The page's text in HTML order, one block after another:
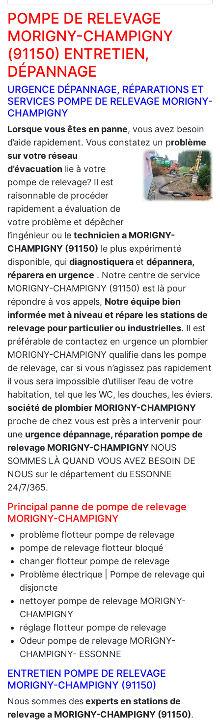
POMPE DE RELEVAGE
MORIGNY-CHAMPIGNY
(91150) ENTRETIEN,
DÉPANNAGE
URGENCE DÉPANNAGE, RÉPARATIONS ET
SERVICES POMPE DE RELEVAGE MORIGNY-
CHAMPIGNY
Lorsque vous êtes en panne, vous avez besoin
d’aide rapidement. Vous constatez un problème
sur votre réseau
d’évacuation lie à votre
pompe de relevage? Il est
raisonnable de procéder
rapidement a évaluation de
votre problème et dépêcher
l’ingénieur ou le technicien a MORIGNY-
CHAMPIGNY (91150) le plus expérimenté
disponible, qui diagnostiquera et dépannera,
réparera en urgence . Notre centre de service
MORIGNY-CHAMPIGNY (91150) est là pour
répondre à vos appels, Notre équipe bien
informée met à niveau et répare les stations de
relevage pour particulier ou industrielles. Il est
préférable de contactez en urgence un plombier
MORIGNY-CHAMPIGNY qualifie dans les pompe
de relevage, car si vous n’agissez pas rapidement
il vous sera impossible d’utiliser l’eau de votre
habitation, tel que les WC, les douches, les éviers.
société de plombier MORIGNY-CHAMPIGNY
proche de chez vous est près a intervenir pour
une urgence dépannage, réparation pompe de
relevage MORIGNY-CHAMPIGNY NOUS
SOMMES LÀ QUAND VOUS AVEZ BESOIN DE
NOUS sur le département du ESSONNE
24/7/365.
Principal panne de pompe de relevage
MORIGNY-CHAMPIGNY
problème flotteur pompe de relevage
pompe de relevage flotteur bloqué
changer flotteur pompe de relevage
Problème électrique | Pompe de relevage qui
disjoncte
nettoyer pompe de relevage MORIGNY-
CHAMPIGNY
réglage flotteur pompe de relevage
Odeur pompe de relevage MORIGNY-
CHAMPIGNY- ESSONNE
ENTRETIEN POMPE DE RELEVAGE
MORIGNY-CHAMPIGNY (91150)
Nous sommes desexperts en stations de
relevage a MORIGNY-CHAMPIGNY (91150).